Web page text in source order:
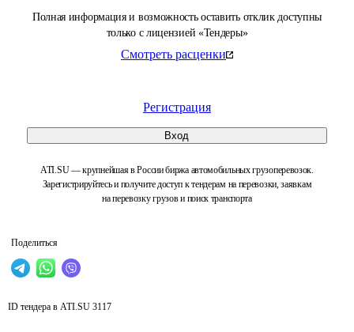
Полная информация и возможность оставить отклик доступны
только с лицензией «Тендеры»
Смотреть расценки
Регистрация
Вход
ATI.SU — крупнейшая в России биржа автомобильных грузоперевозок.
Зарегистрируйтесь и получите доступ к тендерам на перевозки, заявкам
на перевозку грузов и поиск транспорта
Поделиться
ID тендера в ATI.SU 3117